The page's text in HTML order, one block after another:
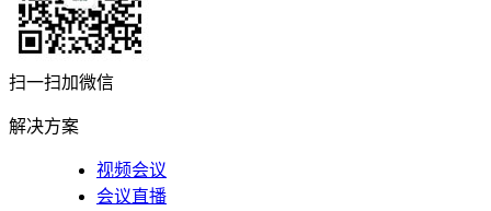
扫一扫加微信
解决方案
视频会议
会议直播